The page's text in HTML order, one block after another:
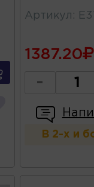
Артикул :
1387.20
-
В 2-х и